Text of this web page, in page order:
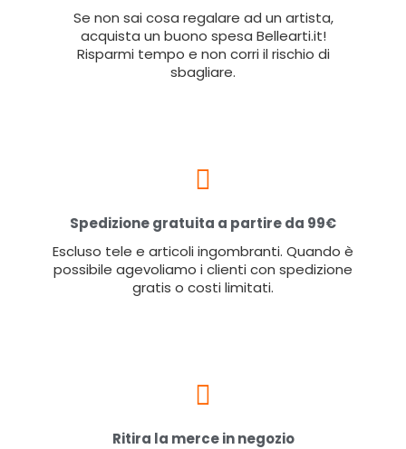
Se non sai cosa regalare ad un artista,
acquista un buono spesa Bellearti.it!
Risparmi tempo e non corri il rischio di
sbagliare.
Spedizione gratuita a partire da 99€
Escluso tele e articoli ingombranti. Quando è
possibile agevoliamo i clienti con spedizione
gratis o costi limitati.
Ritira la merce in negozio